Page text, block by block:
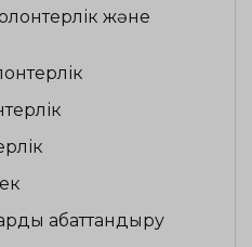
және
абаттандыру